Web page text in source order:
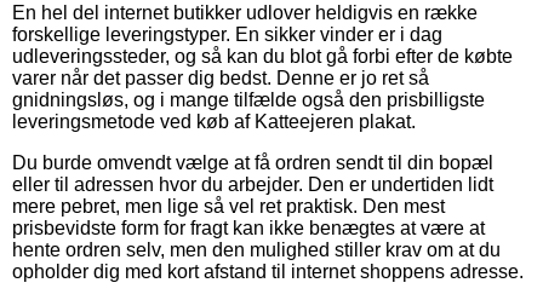
En hel del internet butikker udlover heldigvis en række
forskellige leveringstyper. En sikker vinder er i dag
udleveringssteder, og så kan du blot gå forbi efter de købte
varer når det passer dig bedst. Denne er jo ret så
gnidningsløs, og i mange tilfælde også den prisbilligste
leveringsmetode ved køb af Katteejeren plakat.
Du burde omvendt vælge at få ordren sendt til din bopæl
eller til adressen hvor du arbejder. Den er undertiden lidt
mere pebret, men lige så vel ret praktisk. Den mest
prisbevidste form for fragt kan ikke benægtes at være at
hente ordren selv, men den mulighed stiller krav om at du
opholder dig med kort afstand til internet shoppens adresse.